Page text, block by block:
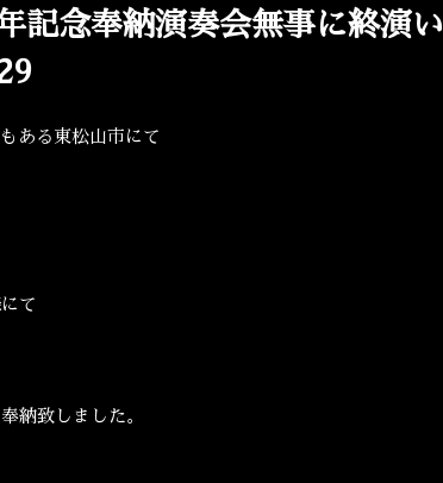
記念奉納演奏会無事に終演い
ある東松山市にて
て
納致しました。